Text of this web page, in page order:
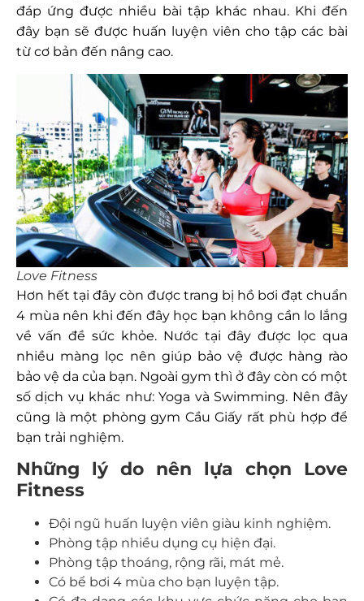
đáp ứng được nhiều bài tập khác nhau. Khi đến
đây bạn sẽ được huấn luyện viên cho tập các bài
từ cơ bản đến nâng cao.
Love Fitness
Hơn hết tại đây còn được trang bị hồ bơi đạt chuẩn
4 mùa nên khi đến đây học bạn không cần lo lắng
về vấn đề sức khỏe. Nước tại đây được lọc qua
nhiều màng lọc nên giúp bảo vệ được hàng rào
bảo vệ da của bạn. Ngoài gym thì ở đây còn có một
số dịch vụ khác như: Yoga và Swimming. Nên đây
cũng là một phòng gym Cầu Giấy rất phù hợp để
bạn trải nghiệm.
Những lý do nên lựa chọn Love
Fitness
Đội ngũ huấn luyện viên giàu kinh nghiệm.
Phòng tập nhiều dụng cụ hiện đại.
Phòng tập thoáng, rộng rãi, mát mẻ.
Có bể bơi 4 mùa cho bạn luyện tập.